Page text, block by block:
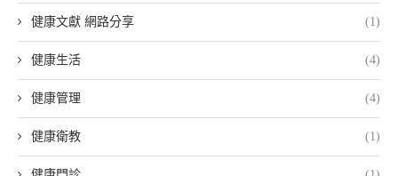
健康文獻 網路分享 (1)
健康生活 (4)
健康管理 (4)
健康衛教 (1)